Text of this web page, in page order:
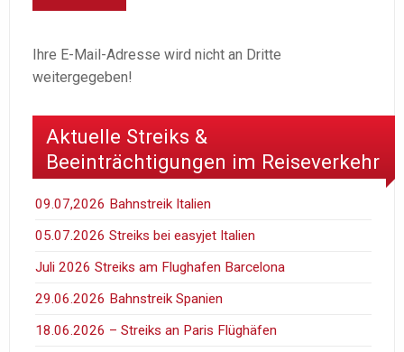
Ihre E-Mail-Adresse wird nicht an Dritte
weitergegeben!
Aktuelle Streiks &
Beeinträchtigungen im Reiseverkehr
09.07,2026 Bahnstreik Italien
05.07.2026 Streiks bei easyjet Italien
Juli 2026 Streiks am Flughafen Barcelona
29.06.2026 Bahnstreik Spanien
18.06.2026 – Streiks an Paris Flüghäfen